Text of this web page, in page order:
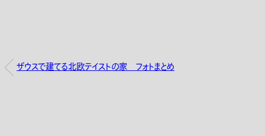
ザウスで建てる北欧テイストの家 フォトまとめ